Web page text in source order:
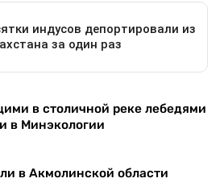
в столичной реке лебедями
в Минэкологии
в Акмолинской области